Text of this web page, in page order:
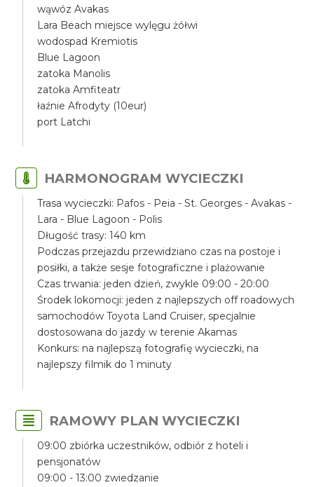
wąwóz Avakas
Lara Beach miejsce wylęgu żółwi
wodospad Kremiotis
Blue Lagoon
zatoka Manolis
zatoka Amfiteatr
łaźnie Afrodyty (10eur)
port Latchi
HARMONOGRAM WYCIECZKI
Trasa wycieczki: Pafos - Peia - St. Georges - Avakas -
Lara - Blue Lagoon - Polis
Długość trasy: 140 km
Podczas przejazdu przewidziano czas na postoje i
posiłki, a także sesje fotograficzne i plażowanie
Czas trwania: jeden dzień, zwykle 09:00 - 20:00
Środek lokomocji: jeden z najlepszych off roadowych
samochodów Toyota Land Cruiser, specjalnie
dostosowana do jazdy w terenie Akamas
Konkurs: na najlepszą fotografię wycieczki, na
najlepszy filmik do 1 minuty
RAMOWY PLAN WYCIECZKI
09:00 zbiórka uczestników, odbiór z hoteli i
pensjonatów
09:00 - 13:00 zwiedzanie